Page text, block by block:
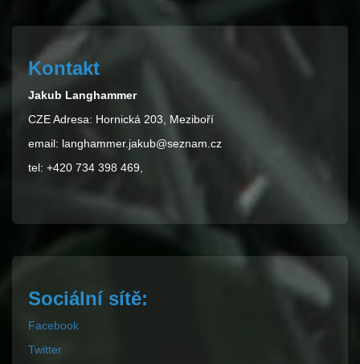
Kontakt
Jakub Langhammer
CZE Adresa: Hornická 203, Meziboří
email: langhammer.jakub@seznam.cz
tel: +420 734 398 469,
Sociální sítě:
Facebook
Twitter